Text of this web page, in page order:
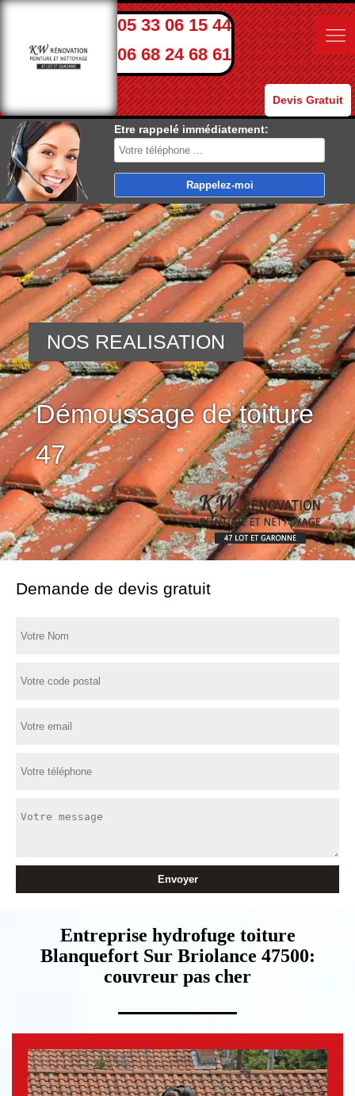
05 33 06 15 44
06 68 24 68 61
Devis Gratuit
Etre rappelé immédiatement:
Démoussage de toiture
47
NOS REALISATION
Demande de devis gratuit
Entreprise hydrofuge toiture
Blanquefort Sur Briolance 47500:
couvreur pas cher